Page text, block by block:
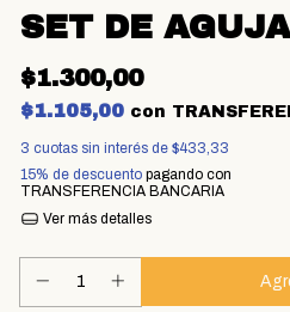
SET DE
$1.300,00
$1.105,00 con
3 cuotas sin interés de $433,33
15% de descuento pagando con
TRANSFERENCIA BANCARIA
Ver más detalles